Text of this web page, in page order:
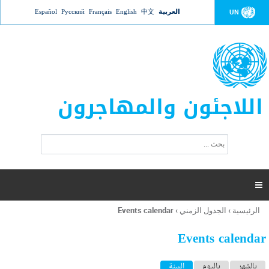
Jump to navigation UN العربية 中文
English
Français
Русский
Español
اللاجئون والمهاجرون
ت
ر
ل
ح
ب

أنت
هنا
الرئيسية › الجدول الزمني ›
Events calendar
Events calendar